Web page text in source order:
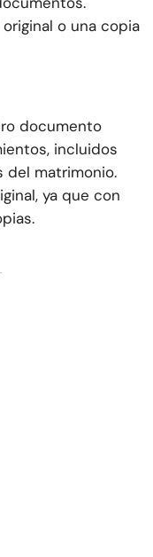
o una copia
documento
incluidos
del matrimonio.
ya que con